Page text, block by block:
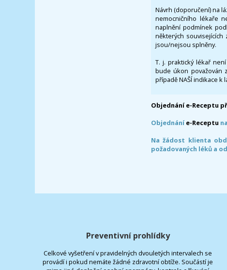
Návrh (doporučení) na
nemocničního lékaře
naplnění podmínek
některých souvisejících
jsou/nejsou splněny.
T. j. praktický lékař
bude úkon považován
případě NAŠÍ indikace k
Objednání e-Receptu
Objednáníe-Receptu
Na žádost klienta
požadovaných léků a
Preventivní prohlídky
Celkové vyšetření v pravidelných dvouletých intervalech se
provádí i pokud nemáte žádné zdravotní obtíže. Součástí je